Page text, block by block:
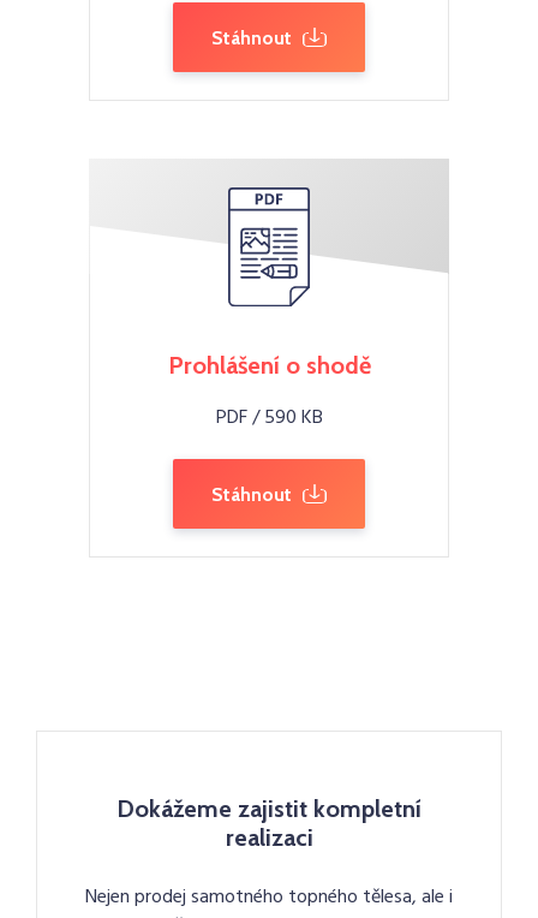
Stáhnout
Prohlášení o shodě
PDF / 590 KB
Stáhnout
Dokážeme zajistit kompletní
realizaci
Nejen prodej samotného topného tělesa, ale i